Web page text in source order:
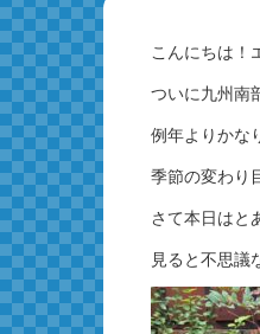
こんにちは！
ついに九州南
例年よりかな
季節の変わり
さて本日はと
見ると不思議